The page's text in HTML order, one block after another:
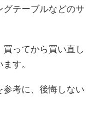
テーブルなどのサ
ってから買い直し
す。
考に、後悔しない